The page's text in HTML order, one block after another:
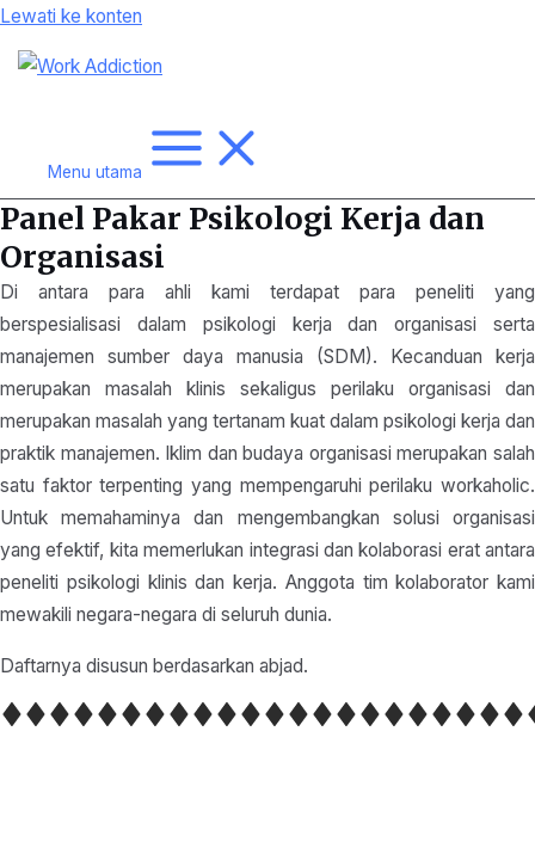
Lewati ke konten
Menu utama
Panel Pakar Psikologi Kerja dan
Organisasi
Di antara para ahli kami terdapat para peneliti yang
berspesialisasi dalam psikologi kerja dan organisasi serta
manajemen sumber daya manusia (SDM). Kecanduan kerja
merupakan masalah klinis sekaligus perilaku organisasi dan
merupakan masalah yang tertanam kuat dalam psikologi kerja dan
praktik manajemen. Iklim dan budaya organisasi merupakan salah
satu faktor terpenting yang mempengaruhi perilaku workaholic.
Untuk memahaminya dan mengembangkan solusi organisasi
yang efektif, kita memerlukan integrasi dan kolaborasi erat antara
peneliti psikologi klinis dan kerja. Anggota tim kolaborator kami
mewakili negara-negara di seluruh dunia.
Daftarnya disusun berdasarkan abjad.